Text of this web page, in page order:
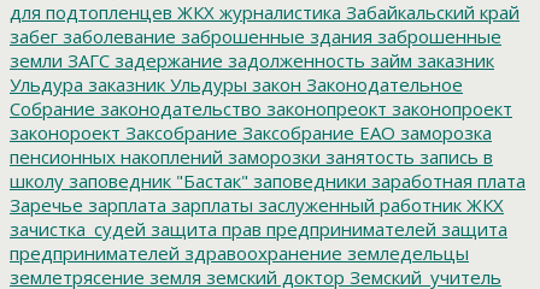
для подтопленцев ЖКХ журналистика Забайкальский край
забег заболевание заброшенные здания заброшенные
земли ЗАГС задержание задолженность займ заказник
Ульдура заказник Ульдуры закон Законодательное
Собрание законодательство законопреокт законопроект
законороект Заксобрание Заксобрание ЕАО заморозка
пенсионных накоплений заморозки занятость запись в
школу заповедник "Бастак" заповедники заработная плата
Заречье зарплата зарплаты заслуженный работник ЖКХ
зачистка_судей защита прав предпринимателей защита
предпринимателей здравоохранение земледельцы
землетрясение земля земский доктор Земский_учитель